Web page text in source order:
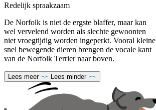
Redelijk spraakzaam
De Norfolk is niet de ergste blaffer, maar kan
wel vervelend worden als slechte gewoonten
niet vroegtijdig worden ingeperkt. Vooral kleine
snel bewegende dieren brengen de vocale kant
van de Norfolk Terrier naar boven.
Lees meer Lees minder